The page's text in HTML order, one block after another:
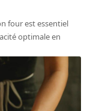
four est essentiel
optimale en